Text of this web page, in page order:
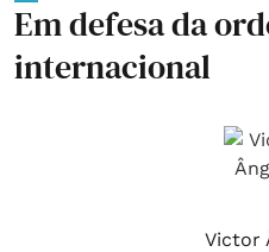
Em defesa da
internacional
Victor